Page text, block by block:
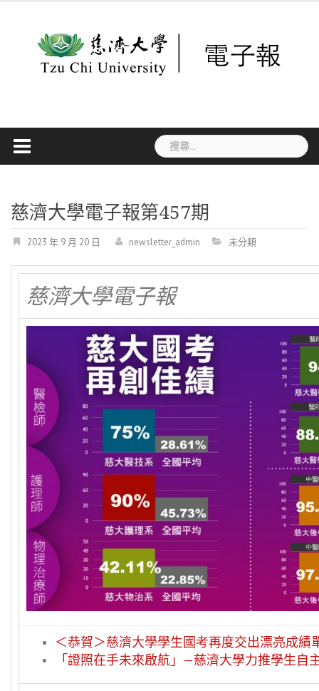
搜
尋
字:
慈濟大學電子報第457期
2023 年 9 月 20 日 newsletter_admin 未分類
慈濟大學電子報
＜恭賀＞慈濟大學學生國考再度交出漂亮成績
「證照在手未來啟航」—慈濟大學力推學生自